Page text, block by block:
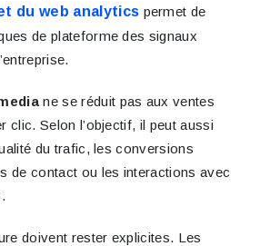
du web analytics permet de
de plateforme des signaux
ne se réduit pas aux ventes
clic. Selon l’objectif, il peut aussi
du trafic, les conversions
de contact ou les interactions avec
doivent rester explicites. Les